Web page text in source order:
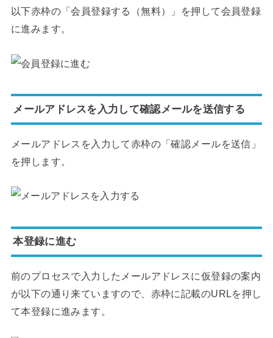
以下赤枠の「会員登録する（無料）」を押して会員登録
に進みます。
メールアドレスを入力して確認メールを送信する
メールアドレスを入力して赤枠の「確認メールを送信」
を押します。
本登録に進む
前のプロセスで入力したメールアドレスに仮登録の案内
が以下の通り来ていますので、赤枠に記載のURLを押し
て本登録に進みます。